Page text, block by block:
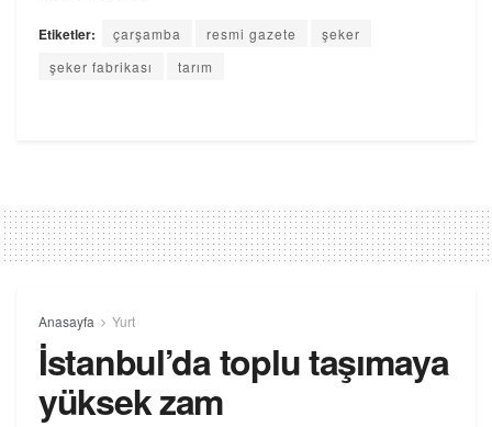
Etiketler: çarşamba resmi gazete
şeker
şeker fabrikası
tarım
Anasayfa Yurt
İstanbul’da toplu taşımaya
yüksek zam